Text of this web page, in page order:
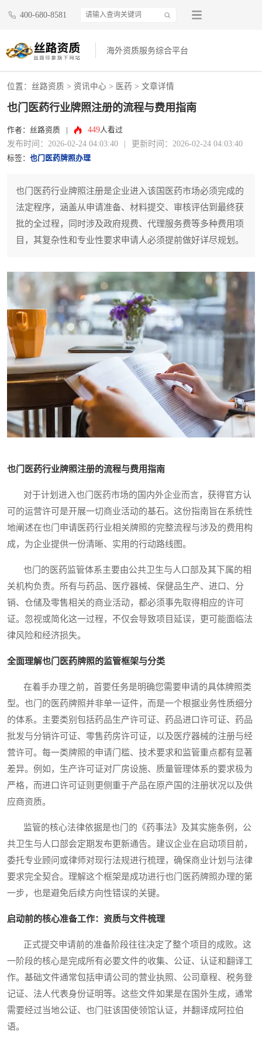
400-680-8581
海外资质服务综合平台
位置： 丝路资质 > 资讯中心 > 医药 > 文章详情
也门医药行业牌照注册的流程与费用指南
作者：丝路资质 449人看过
发布时间：2026-02-24 04:03:40 更新时间：2026-02-24 04:03:40
标签： 也门医药牌照办理
也门医药行业牌照注册是企业进入该国医药市场必须完成的
法定程序，涵盖从申请准备、材料提交、审核评估到最终获
批的全过程，同时涉及政府规费、代理服务费等多种费用项
目，其复杂性和专业性要求申请人必须提前做好详尽规划。
也门医药行业牌照注册的流程与费用指南
对于计划进入也门医药市场的国内外企业而言，获得官方认
可的运营许可是开展一切商业活动的基石。这份指南旨在系统性
地阐述在也门申请医药行业相关牌照的完整流程与涉及的费用构
成，为企业提供一份清晰、实用的行动路线图。
也门的医药监管体系主要由公共卫生与人口部及其下属的相
关机构负责。所有与药品、医疗器械、保健品生产、进口、分
销、仓储及零售相关的商业活动，都必须事先取得相应的许可
证。忽视或简化这一过程，不仅会导致项目延误，更可能面临法
律风险和经济损失。
全面理解也门医药牌照的监管框架与分类
在着手办理之前，首要任务是明确您需要申请的具体牌照类
型。也门的医药牌照并非单一证件，而是一个根据业务性质细分
的体系。主要类别包括药品生产许可证、药品进口许可证、药品
批发与分销许可证、零售药房许可证，以及医疗器械的注册与经
营许可。每一类牌照的申请门槛、技术要求和监管重点都有显著
差异。例如，生产许可证对厂房设施、质量管理体系的要求极为
严格，而进口许可证则更侧重于产品在原产国的注册状况以及供
应商资质。
监管的核心法律依据是也门的《药事法》及其实施条例，公
共卫生与人口部会定期发布更新通告。建议企业在启动项目前，
委托专业顾问或律师对现行法规进行梳理，确保商业计划与法律
要求完全契合。理解这个框架是成功进行也门医药牌照办理的第
一步，也是避免后续方向性错误的关键。
启动前的核心准备工作：资质与文件梳理
正式提交申请前的准备阶段往往决定了整个项目的成败。这
一阶段的核心是完成所有必要文件的收集、公证、认证和翻译工
作。基础文件通常包括申请公司的营业执照、公司章程、税务登
记证、法人代表身份证明等。这些文件如果是在国外生成，通常
需要经过当地公证、也门驻该国使领馆认证，并翻译成阿拉伯
语。